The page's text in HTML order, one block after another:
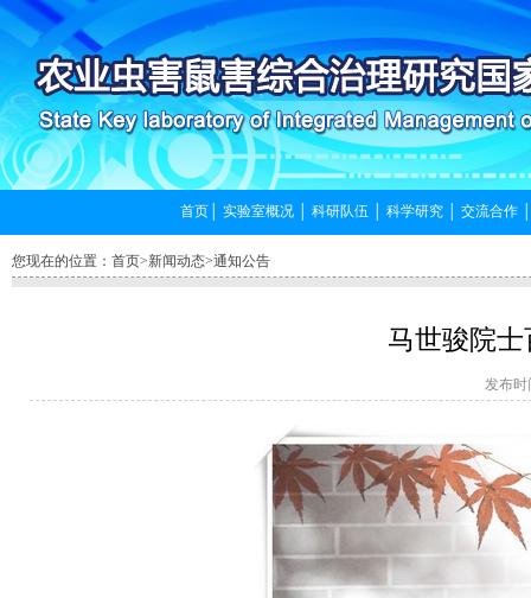
首页 │实验室概况 │科研队伍 │科学研究 │交流合作
您现在的位置： 首页>新闻动态>通知公告
马世骏院
发布时